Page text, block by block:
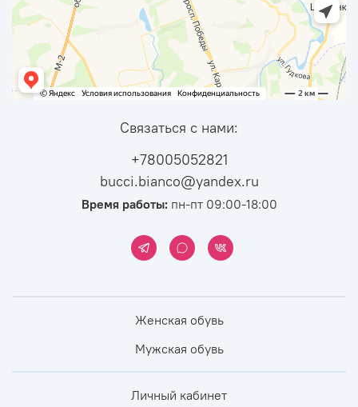
Связаться с нами:
+78005052821
bucci.bianco@yandex.ru
Время работы:пн-пт 09:00-18:00
Женская обувь
Мужская обувь
Личный кабинет